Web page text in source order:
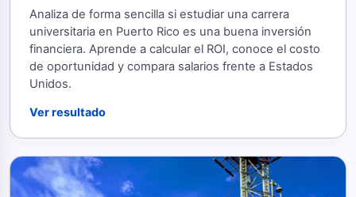
Analiza de forma sencilla si estudiar una carrera
universitaria en Puerto Rico es una buena inversión
financiera. Aprende a calcular el ROI, conoce el costo
de oportunidad y compara salarios frente a Estados
Unidos.
Ver resultado